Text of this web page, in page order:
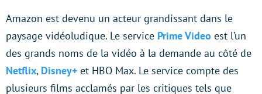
Amazon est devenu un acteur grandissant dans le
paysage vidéoludique. Le service Prime Video est l’un
des grands noms de la vidéo à la demande au côté de
Netflix, Disney+ et HBO Max. Le service compte des
plusieurs films acclamés par les critiques tels que